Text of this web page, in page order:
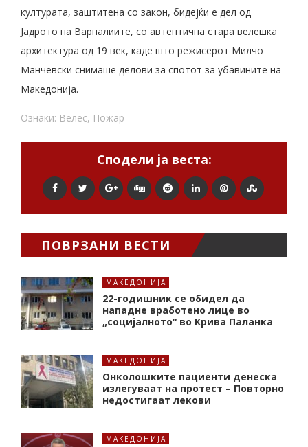
културата, заштитена со закон, бидејќи е дел од
Јадрото на Варналиите, со автентична стара велешка
архитектура од 19 век, каде што режисерот Милчо
Манчевски снимаше делови за спотот за убавините на
Македонија.
Ознаки: Велес, Пожар
Сподели ја веста:
ПОВРЗАНИ ВЕСТИ
МАКЕДОНИЈА
22-годишник се обидел да
нападне вработено лице во
„социјалното“ во Крива Паланка
МАКЕДОНИЈА
Онколошките пациенти денеска
излегуваат на протест – Повторно
недостигаат лекови
МАКЕДОНИЈА